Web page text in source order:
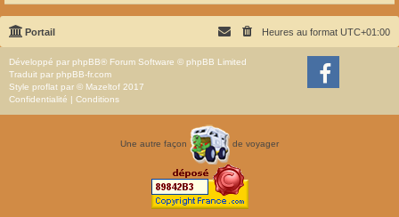
Portail Heures au format UTC+01:00
Développé par phpBB® Forum Software © phpBB Limited
Traduit par phpBB-fr.com
Style proflat par © Mazeltof 2017
Confidentialité | Conditions
Une autre façon de voyager